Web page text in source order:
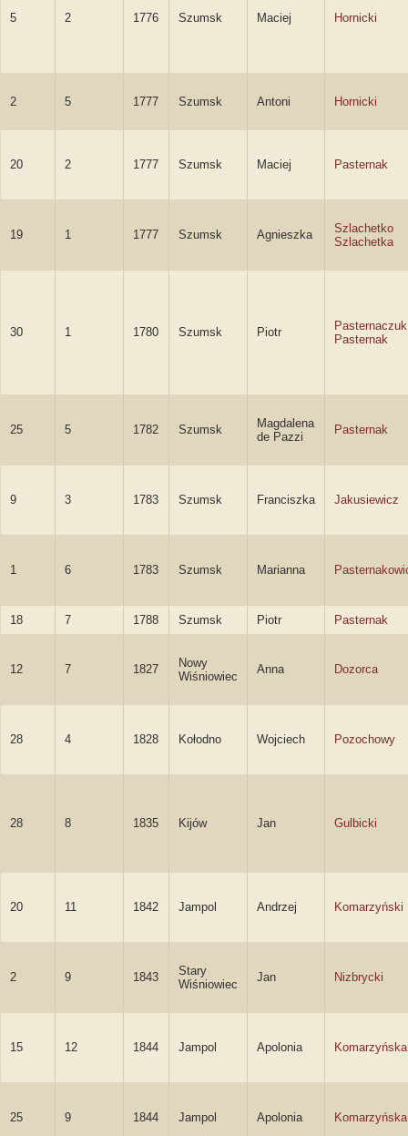
5 2 1776 Szumsk Maciej Hornicki
2 5 1777 Szumsk Antoni Hornicki
20 2 1777 Szumsk Maciej Pasternak
19 1 1777 Szumsk Agnieszka
Szlachetko
Szlachetka
30 1 1780 Szumsk Piotr
Pasternaczuk
Pasternak
25 5 1782 Szumsk
Magdalena
de Pazzi
Pasternak
9 3 1783 Szumsk Franciszka Jakusiewicz
1 6 1783 Szumsk Marianna
18 7 1788 Szumsk Piotr Pasternak
12 7 1827
Nowy
Wiśniowiec
Anna Dozorca
28 4 1828 Kołodno Wojciech Pozochowy
28 8 1835 Kijów Jan Gulbicki
20 11 1842 Jampol Andrzej Komarzyński
2 9 1843
Stary
Wiśniowiec
Jan Nizbrycki
15 12 1844 Jampol Apolonia Komarzyńska
25 9 1844 Jampol Apolonia Komarzyńska